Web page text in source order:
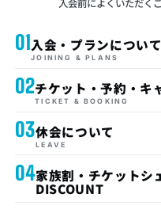
入会前によくいただく
01入会・プランについて
JOINING & PLANS
02チケット・予約・キ
TICKET & BOOKING
03休会について
LEAVE
04家族割・チケットシ
DISCOUNT